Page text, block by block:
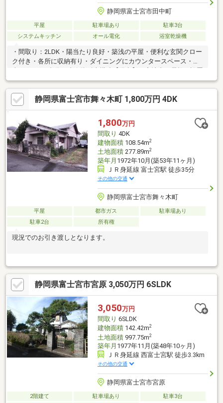
静岡県富士宮市田中町
平屋 駐車場あり
駐車3台
システムキッチン
オール電化 浴室乾燥機
・間取り：2LDK・陽当たり良好・築浅の平屋・便利な玄関クロー
ク付き・各所に収納有り・ダイニングにカウンタースペース・駐
有り・現況有姿にて引き渡し
静岡県富士宮市舞々木町 1,800万円 4DK
1,800万円
間取り 4DK
建物面積108.54m2
土地面積277.89m2
築年月 1972年10月(築53年11ヶ月)
ＪＲ身延線 富士宮駅 徒歩35分
その他の交通
静岡県富士宮市舞々木町
平屋 都市ガス
駐車場あり
駐車2台
所有権
現況でのお引き渡しとなります。
静岡県富士宮市宮原 3,050万円 6SLDK
3,050万円
間取り 6SLDK
建物面積142.42m2
土地面積997.75m2
築年月 1977年11月(築48年10ヶ月)
ＪＲ身延線 西富士宮駅 徒歩3.3km
その他の交通
静岡県富士宮市宮原
2階建て 駐車場あり
駐車3台